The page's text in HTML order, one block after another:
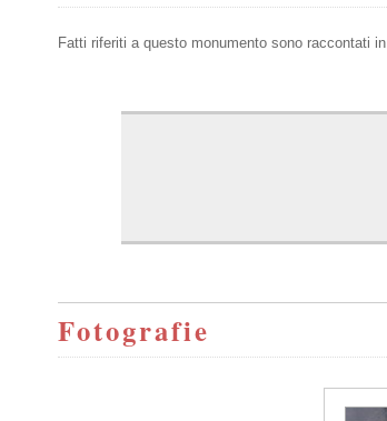
Fatti riferiti a questo monumento sono raccontati in
Fotografie